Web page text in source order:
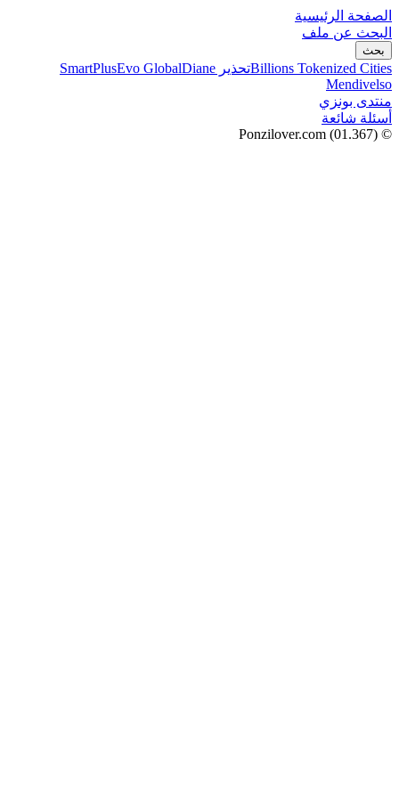
الصفحة الرئيسية
البحث عن ملف
بحث
Billions Tokenized Citiesتحذير SmartPlus Evo GlobalDiane
Mendivelso
منتدى بونزي
أسئلة شائعة
© Ponzilover.com
(01.367)